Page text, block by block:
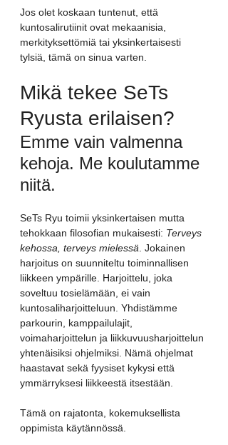
Jos olet koskaan tuntenut, että
kuntosalirutiinit ovat mekaanisia,
merkityksettömiä tai yksinkertaisesti
tylsiä, tämä on sinua varten.
Mikä tekee SeTs
Ryusta erilaisen?
Emme vain valmenna
kehoja. Me koulutamme
niitä.
SeTs Ryu toimii yksinkertaisen mutta
tehokkaan filosofian mukaisesti: Terveys
kehossa, terveys mielessä . Jokainen
harjoitus on suunniteltu toiminnallisen
liikkeen ympärille. Harjoittelu, joka
soveltuu tosielämään, ei vain
kuntosaliharjoitteluun. Yhdistämme
parkourin, kamppailulajit,
voimaharjoittelun ja liikkuvuusharjoittelun
yhtenäisiksi ohjelmiksi. Nämä ohjelmat
haastavat sekä fyysiset kykysi että
ymmärryksesi liikkeestä itsestään.
Tämä on rajatonta, kokemuksellista
oppimista käytännössä.